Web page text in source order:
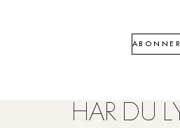
ABONNER
HAR DU